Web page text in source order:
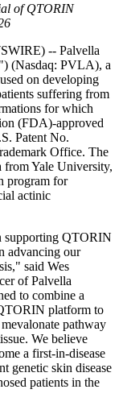
of QTORIN
-- Palvella
(Nasdaq: PVLA), a
on developing
suffering from
for which
(FDA)-approved
Patent No.
Office. The
from Yale University,
program for
actinic
supporting QTORIN
advancing our
said Wes
of Palvella
to combine a
platform to
pathway
We believe
a first-in-disease
genetic skin disease
patients in the